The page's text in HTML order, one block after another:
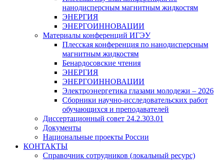
нанодисперсным магнитным жидкостям
ЭНЕРГИЯ
ЭНЕРГОИННОВАЦИИ
Материалы конференций ИГЭУ
Плесская конференция по нанодисперсным
магнитным жидкостям
Бенардосовские чтения
ЭНЕРГИЯ
ЭНЕРГОИННОВАЦИИ
Электроэнергетика глазами молодежи – 2026
Сборники научно-исследовательских работ
обучающихся и преподавателей
Диссертационный совет 24.2.303.01
Документы
Национальные проекты России
КОНТАКТЫ
Cправочник сотрудников (локальный ресурс)